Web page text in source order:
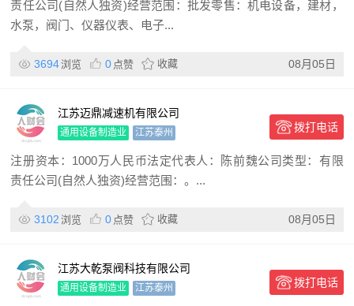
责任公司(自然人独资)经营范围：批发零售：机电设备，建材，
水泵，阀门、仪器仪表、电子...
3694浏览 0 点赞 收藏 08月05日
江苏迈鼎减速机有限公司
通用设备制造业 江苏泰州 拨打电话
注册资本：1000万人民币法定代表人：陈前魏公司类型：有限
责任公司(自然人独资)经营范围：。...
3102 浏览 0 点赞 收藏 08月05日
江苏大乾泵阀科技有限公司
通用设备制造业 江苏泰州 拨打电话